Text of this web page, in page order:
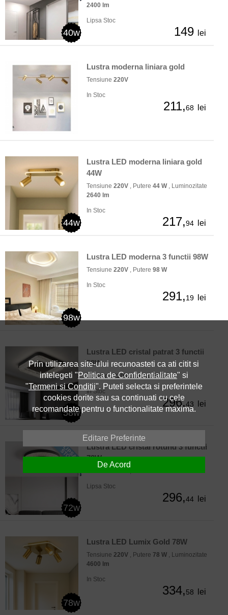
40w
2400 lm
Lipsa Stoc
149 lei
Lustra moderna liniara gold
Tensiune 220V
In Stoc
211,68 lei
44w
Lustra LED moderna liniara gold
44W
Tensiune 220V , Putere 44 W, Luminozitate
2640 lm
In Stoc
217,94 lei
98w
Lustra LED moderna 3 functii 98W
Tensiune 220V , Putere 98 W
In Stoc
291,19 lei
58w
Lustra LED cristal patrat 3 functii
58W
Tensiune220V, Putere58 W
In Stoc
296,43 lei
72w
Lustra LED cristal rotund 3 functii
72W
Lipsa Stoc
296,44 lei
78w
Lustra LED Lumix Gold 78W
Tensiune 220V , Putere 78 W , Luminozitate
4600 lm
In Stoc
334,58 lei
Prin utilizarea site-ului recunoasteti ca ati citit si
intelegeti "Politica de Confidentialitate" si
"Termeni si Conditii". Puteti selecta si preferintele
cookies dorite sau sa continuati cu cele
recomandate pentru o functionalitate maxima.
Editare Preferinte
De Acord